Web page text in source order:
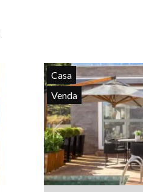
Ver todas as fotos
Casa
Venda